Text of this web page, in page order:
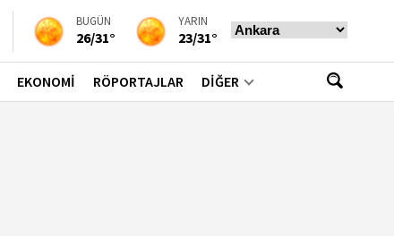
BUGÜN
26/31°
YARIN
23/31°
EKONOMİ RÖPORTAJLAR DİĞER